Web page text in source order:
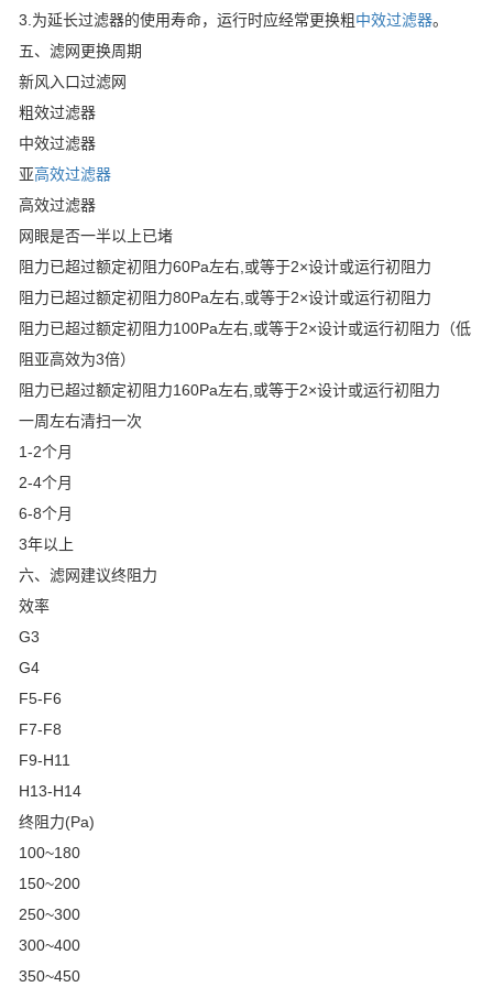
3.为延长过滤器的使用寿命，运行时应经常更换粗中效过滤器。
五、滤网更换周期
新风入口过滤网
粗效过滤器
中效过滤器
亚高效过滤器
高效过滤器
网眼是否一半以上已堵
阻力已超过额定初阻力60Pa左右,或等于2×设计或运行初阻力
阻力已超过额定初阻力80Pa左右,或等于2×设计或运行初阻力
阻力已超过额定初阻力100Pa左右,或等于2×设计或运行初阻力（低
阻亚高效为3倍）
阻力已超过额定初阻力160Pa左右,或等于2×设计或运行初阻力
一周左右清扫一次
1-2个月
2-4个月
6-8个月
3年以上
六、滤网建议终阻力
效率
G3
G4
F5-F6
F7-F8
F9-H11
H13-H14
终阻力(Pa)
100~180
150~200
250~300
300~400
350~450